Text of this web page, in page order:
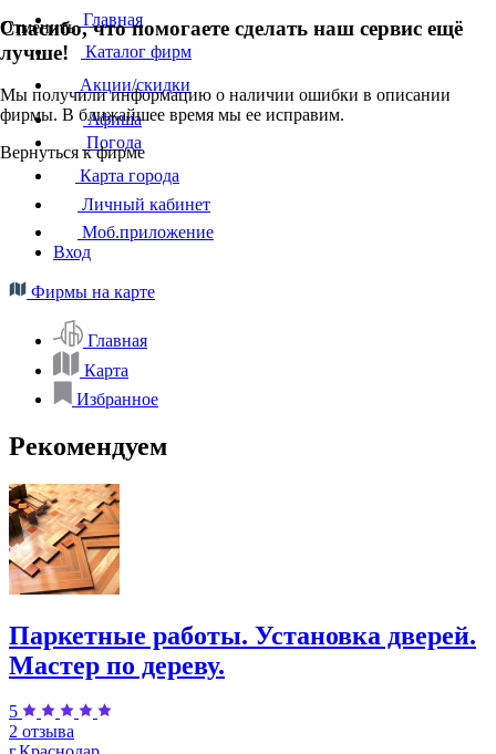
Отменить
Спасибо, что помогаете сделать наш сервис ещё
лучше!
Мы получили информацию о наличии ошибки в описании
фирмы. В ближайшее время мы ее исправим.
Вернуться к фирме
Главная
Каталог фирм
Акции/скидки
Афиша
Погода
Карта города
Личный кабинет
Моб.приложение
Вход
Фирмы на карте
Главная
Карта
Избранное
Рекомендуем
Паркетные работы. Установка дверей.
Мастер по дереву.
5
2 отзыва